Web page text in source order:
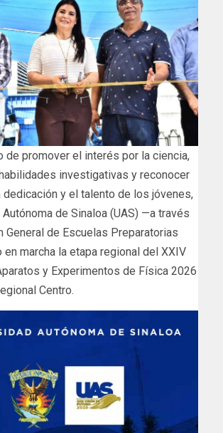
de promover el interés por la ciencia,
investigativas y reconocer
y el talento de los jóvenes,
de Sinaloa (UAS) —a través
General de Escuelas Preparatorias
en marcha la etapa regional del XXIV
y Experimentos de Física 2026
Centro.